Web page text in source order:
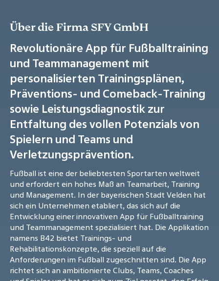
Über die Firma SFY GmbH
Revolutionäre App für Fußballtraining
und Teammanagement mit
personalisierten Trainingsplänen,
Präventions- und Comeback-Training
sowie Leistungsdiagnostik zur
Entfaltung des vollen Potenzials von
Spielern und Teams und
Verletzungsprävention.
Fußball ist eine der beliebtesten Sportarten weltweit
und erfordert ein hohes Maß an Teamarbeit, Training
und Management. In der bayerischen Stadt Velden hat
sich ein Unternehmen etabliert, das sich auf die
Entwicklung einer innovativen App für Fußballtraining
und Teammanagement spezialisiert hat. Die Applikation
namens B42 bietet Trainings- und
Rehabilitationskonzepte, die speziell auf die
Anforderungen im Fußball zugeschnitten sind. Die App
richtet sich an ambitionierte Clubs, Teams, Coaches